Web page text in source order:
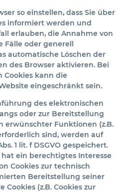
so einstellen, dass Sie über
informiert werden und
erlauben, die Annahme von
Fälle oder generell
automatische Löschen der
des Browser aktivieren. Bei
Cookies kann die
eingeschränkt sein.
des elektronischen
oder zur Bereitstellung
erwünschter Funktionen (z.B.
sind, werden auf
1 lit. f DSGVO gespeichert.
ein berechtigtes Interesse
Cookies zur technisch
Bereitstellung seiner
Cookies (z.B. Cookies zur